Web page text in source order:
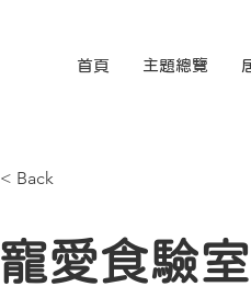
首頁 主題總覽
< Back
寵愛食驗